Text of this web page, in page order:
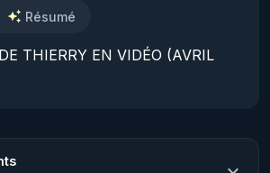
Résumé
THIERRY EN VIDÉO (AVRIL
presentation.html